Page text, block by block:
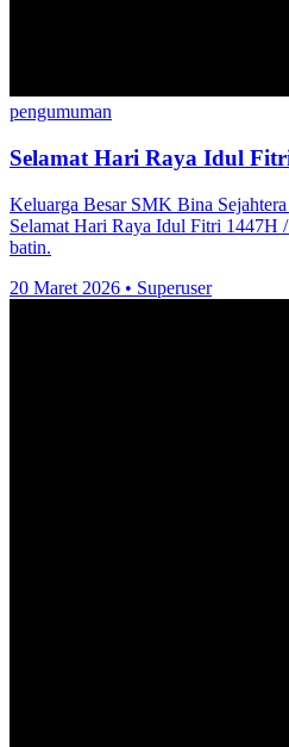
pengumuman
Selamat Hari Raya Idul
Keluarga Besar SMK Bina
Selamat Hari Raya Idul Fitri 1447H
batin.
20 Maret 2026 • Superuser